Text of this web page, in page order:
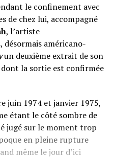
le confinement avec
de chez lui, accompagné
, l’artiste
américano-
un deuxième extrait de son
la sortie est confirmée
juin 1974 et janvier 1975,
étant le côté sombre de
jugé sur le moment trop
en pleine rupture
même le jour d’ici